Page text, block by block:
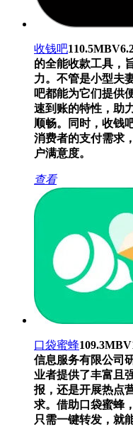
收钱吧110.5MB
的全能收款工具，
力。不管是小型夫
吧都能为它们提供
速到账的特性，助
顺畅。同时，收钱
消费者的支付需求
户满意度。
查看
口袋蜜蜂109.3MB
信息服务有限公司
业者提供了丰富且
报，还是开展热点
求。借助口袋蜜蜂
只需一键转发，就